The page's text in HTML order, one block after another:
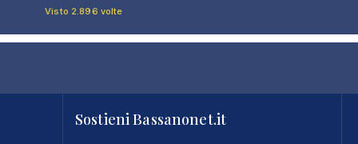
Visto 2.896 volte
Sostieni Bassanonet.it